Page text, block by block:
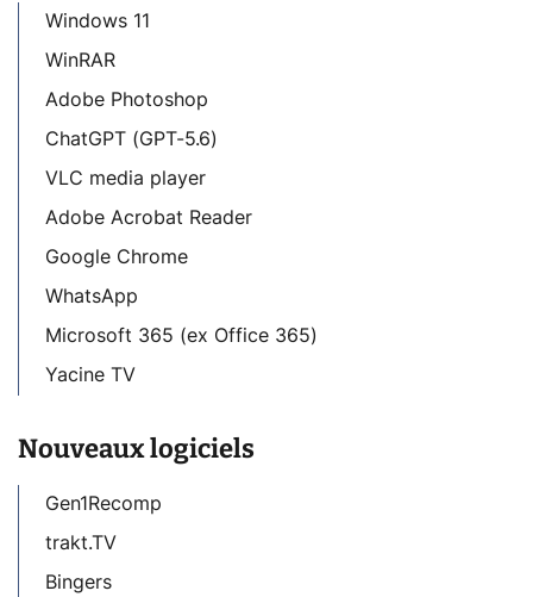
Windows 11
WinRAR
Adobe Photoshop
ChatGPT (GPT-5.6)
VLC media player
Adobe Acrobat Reader
Google Chrome
WhatsApp
Microsoft 365 (ex Office 365)
Yacine TV
Nouveaux logiciels
Gen1Recomp
trakt.TV
Bingers